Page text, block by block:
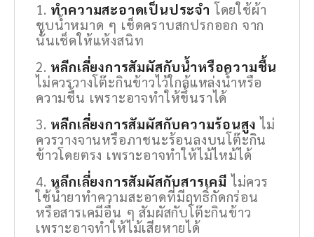
ทำความสะอาดเป็นประจำ โดยใช้ผ้า
ชุบน้ำหมาด ๆ เช็ดคราบสกปรกออก จาก
นั้นเช็ดให้แห้งสนิท
หลีกเลี่ยงการสัมผัสกับน้ำหรือความชื้น
ไม่ควรวางโต๊ะกินข้าวไว้ใกล้แหล่งน้ำหรือ
ความชื้น เพราะอาจทำให้ขึ้นราได้
หลีกเลี่ยงการสัมผัสกับความร้อนสูง ไม่
ควรวางจานหรือภาชนะร้อนลงบนโต๊ะกิน
ข้าวโดยตรง เพราะอาจทำให้ไม้ไหม้ได้
หลีกเลี่ยงการสัมผัสกับสารเคมี ไม่ควร
ใช้น้ำยาทำความสะอาดที่มีฤทธิ์กัดกร่อน
หรือสารเคมีอื่น ๆ สัมผัสกับโต๊ะกินข้าว
เพราะอาจทำให้ไม้เสียหายได้